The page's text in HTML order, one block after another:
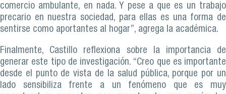
comercio ambulante, en nada. Y pese a que es un trabajo
precario en nuestra sociedad, para ellas es una forma de
sentirse como aportantes al hogar”, agrega la académica.
Finalmente, Castillo reflexiona sobre la importancia de
generar este tipo de investigación. “Creo que es importante
desde el punto de vista de la salud pública, porque por un
lado sensibiliza frente a un fenómeno que es muy